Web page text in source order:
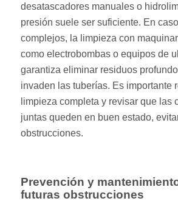
desatascadores manuales o
presión suele ser suficiente. En
complejos, la limpieza con
como electrobombas o equipos de
garantiza eliminar residuos
invaden las tuberías. Es importante
limpieza completa y revisar que las
juntas queden en buen estado,
obstrucciones.
Prevención y
futuras obstrucciones